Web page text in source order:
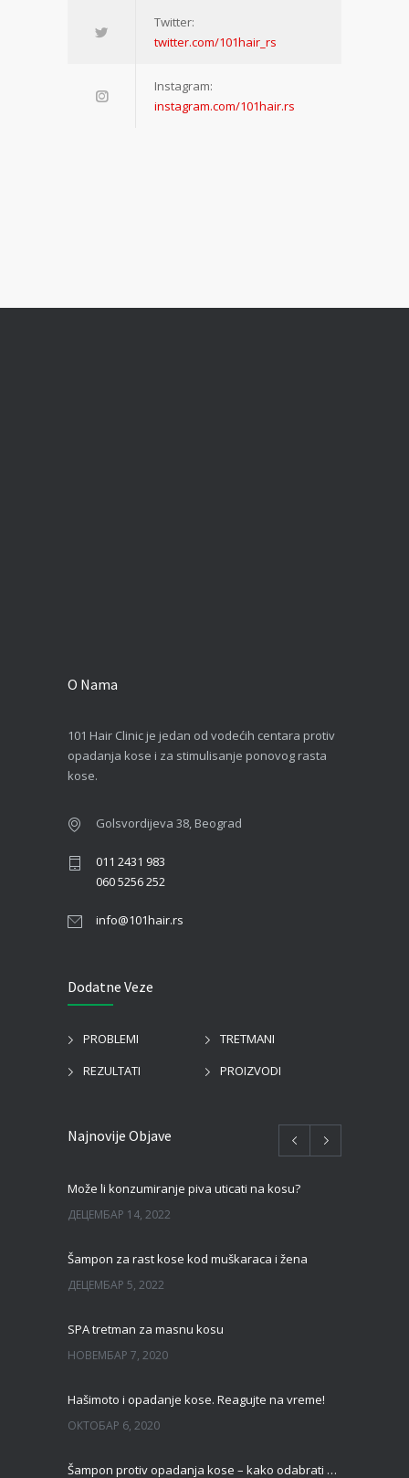
Twitter:
twitter.com/101hair_rs
Instagram:
instagram.com/101hair.rs
O Nama
101 Hair Clinic je jedan od vodećih centara protiv
opadanja kose i za stimulisanje ponovog rasta
kose.
Golsvordijeva 38, Beograd
011 2431 983
060 5256 252
info@101hair.rs
Dodatne Veze
PROBLEMI
TRETMANI
REZULTATI
PROIZVODI
Najnovije Objave
Može li konzumiranje piva uticati na kosu?
ДЕЦЕМБАР 14, 2022
Šampon za rast kose kod muškaraca i žena
ДЕЦЕМБАР 5, 2022
SPA tretman za masnu kosu
НОВЕМБАР 7, 2020
Hašimoto i opadanje kose. Reagujte na vreme!
ОКТОБАР 6, 2020
Šampon protiv opadanja kose – kako odabrati pravi?